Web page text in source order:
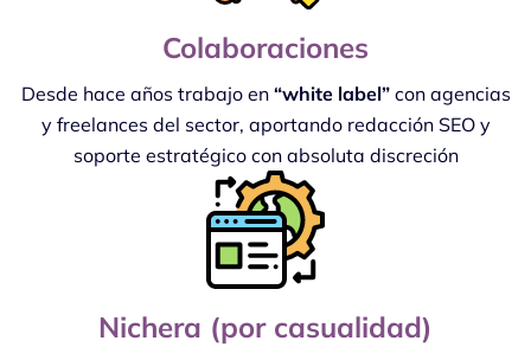
Colaboraciones
Desde hace años trabajo en “white label”con agencias
y freelances del sector, aportando redacción SEO y
soporte estratégico con absoluta discreción
Nichera (por casualidad)